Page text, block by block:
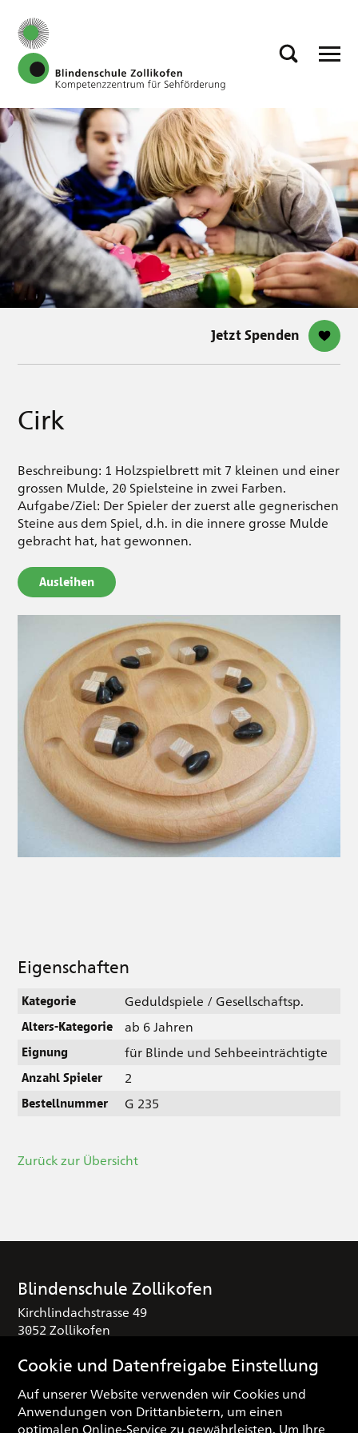
Jetzt Spenden
Cirk
Beschreibung: 1 Holzspielbrett mit 7 kleinen und einer
grossen Mulde, 20 Spielsteine in zwei Farben.
Aufgabe/Ziel: Der Spieler der zuerst alle gegnerischen
Steine aus dem Spiel, d.h. in die innere grosse Mulde
gebracht hat, hat gewonnen.
Ausleihen
Eigenschaften
Kategorie Geduldspiele / Gesellschaftsp.
Alters-Kategorie ab 6 Jahren
Eignung für Blinde und Sehbeeinträchtigte
Anzahl Spieler 2
Bestellnummer G 235
Zurück zur Übersicht
Blindenschule Zollikofen
Kirchlindachstrasse 49
3052 Zollikofen
sekretariat
blindenschule.ch
Spendenkonto
Cookie und Datenfreigabe Einstellung
Auf unserer Website verwenden wir Cookies und
Anwendungen von Drittanbietern, um einen
optimalen Online-Service zu gewährleisten. Um Ihre